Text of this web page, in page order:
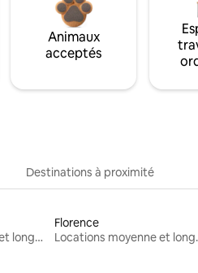
Animaux
acceptés
Destinations à proximité
Locations moyenne et longue durée
Florence